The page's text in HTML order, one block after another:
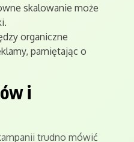
skalowanie może
organiczne
pamiętając o
i
trudno mówić